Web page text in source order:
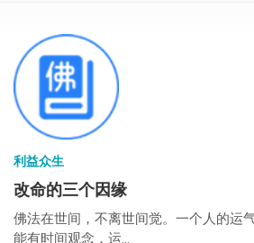
利益众生
改命的三个因缘
佛法在世间，不离世间觉。一个人的运
能有时间观念，运...